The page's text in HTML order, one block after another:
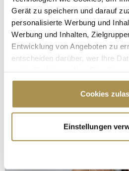
Gerät zu speichern und darauf
personalisierte Werbung und
Werbung und Inhalten,
Entwicklung von Angeboten zu
entscheiden darüber, wer Ihre
Cookie-Erklärung oder durch
Trigger Symbol ändern oder
Informationen über Ihre
erfassen, welche bis auf
Cookies
Einstellungen